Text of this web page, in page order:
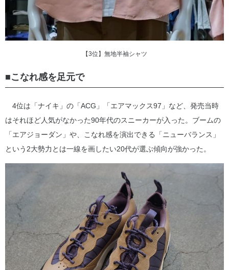
【3位】無地半袖シャツ
■こなれ感を足元で
4位は「ナイキ」の「ACG」「エアマックス97」など、発売当時
はそれほど人気がなかった90年代のスニーカーが入った。ブームの
「エアジョーダン」や、こなれ感を演出できる「ニューバランス」
という2大勢力とは一線を画したい20代が選ぶ傾向が強かった。